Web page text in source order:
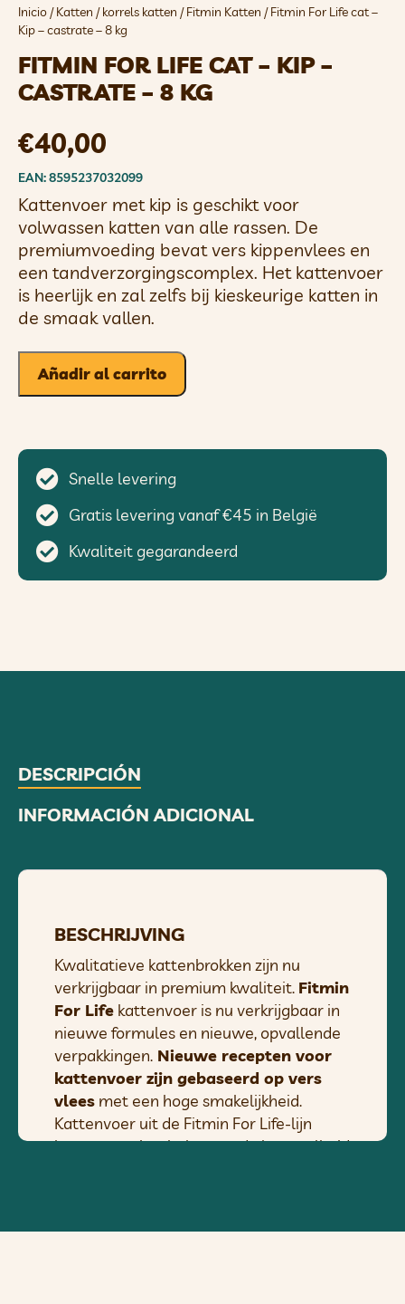
Inicio /Katten /korrels katten /Fitmin Katten / Fitmin For Life cat –
Kip – castrate – 8 kg
FITMIN FOR LIFE CAT – KIP –
CASTRATE – 8 KG
€40,00
EAN: 8595237032099
Kattenvoer met kip is geschikt voor
volwassen katten van alle rassen. De
premiumvoeding bevat vers kippenvlees en
een tandverzorgingscomplex. Het kattenvoer
is heerlijk en zal zelfs bij kieskeurige katten in
de smaak vallen.
Añadir al carrito
Snelle levering
Gratis levering vanaf €45 in België
Kwaliteit gegarandeerd
DESCRIPCIÓN
INFORMACIÓN ADICIONAL
BESCHRIJVING
Kwalitatieve kattenbrokken zijn nu
verkrijgbaar in premium kwaliteit. Fitmin
For Life kattenvoer is nu verkrijgbaar in
nieuwe formules en nieuwe, opvallende
verpakkingen. Nieuwe recepten voor
kattenvoer zijn gebaseerd op vers
vlees met een hoge smakelijkheid.
Kattenvoer uit de Fitmin For Life-lijn
bevat een uitgebalanceerde hoeveelheid
voer bevat rijst en haver en is vrij van